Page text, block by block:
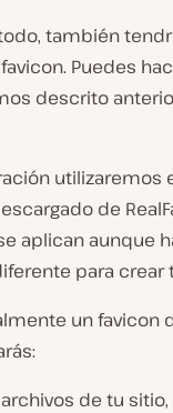
también
Puedes
descrito
utilizaremos
de
aplican aunque
para crear
un favicon
de tu sitio,